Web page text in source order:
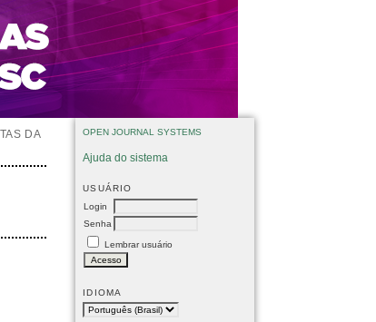
OPEN JOURNAL SYSTEMS
Ajuda do sistema
USUÁRIO
Login
Senha
Lembrar usuário
IDIOMA
DA